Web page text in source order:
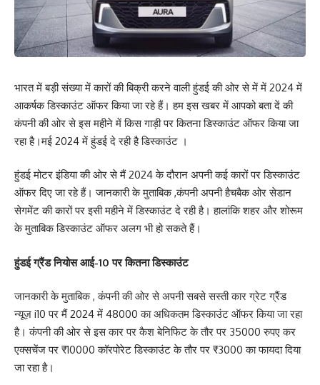
भारत में बड़ी संख्या में कारों की बिक्री करने वाली हुंडई की ओर से में में 2024 में
आकर्षक डिस्काउंट ऑफर किया जा रहे हैं। हम इस खबर में आपको बता दें की
कंपनी की ओर से इस महीने में किस गाड़ी पर कितना डिस्काउंट ऑफर किया जा
रहा है।मई 2024 में हुंडई दे रही है डिस्काउंट ।
हुंडई मोटर इंडिया की ओर से मैं 2024 के दौरान अपनी कई कारों पर डिस्काउंट
ऑफर दिए जा रहे हैं। जानकारी के मुताबिक ,कंपनी अपनी हैचबैक ओर सेडान
सेगमेंट की कारों पर इसी महीने में डिस्काउंट दे रही है। हालांकि शहर और शोरूम
के मुताबिक डिस्काउंट ऑफर अलग भी हो सकते हैं।
हुंडई ग्रैंड नियोस आई-10 पर कितना डिस्काउंट
जानकारी के मुताबिक , कंपनी की ओर से अपनी सबसे सस्ती कार ग्रेट ग्रैंड
न्यूज़ i10 पर मैं 2024 में 48000 का अधिकतम डिस्काउंट ऑफर किया जा रहा
है। कंपनी की ओर से इस कार पर कैश बेनिफिट के तौर पर 35000 रुपए कर
एक्सचेंज पर ₹10000 कॉरपोरेट डिस्काउंट के तौर पर ₹3000 का फायदा दिया
जा रहा है।